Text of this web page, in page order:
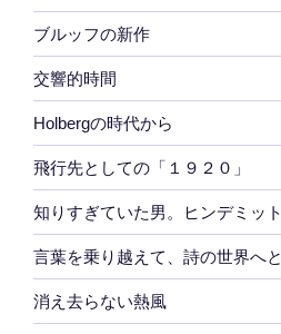
ブルッフの新作
交響的時間
Holbergの時代から
飛行先としての「１９２０」
知りすぎていた男。ヒンデミット
言葉を乗り越えて、詩の世界へと
消え去らない熱風